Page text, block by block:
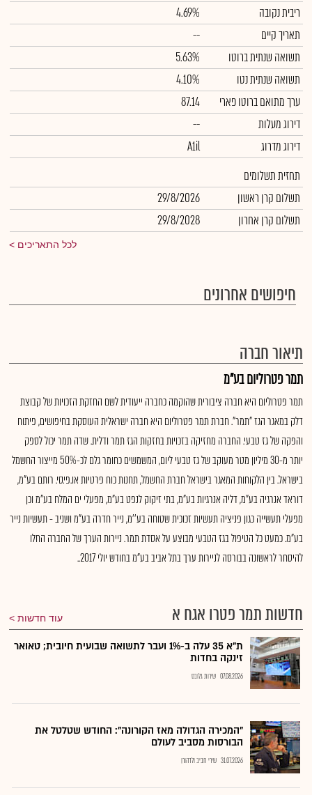
ריבית נקובה
4.69%
תאריך קיים
--
תשואה שנתית ברוטו
5.63%
תשואה שנתית נטו
4.10%
ערך מתואם ברוטו פארי
87.14
דירוג מעלות
--
דירוג מדרוג
A1il
תחזית תשלומים
תשלום קרן ראשון
29/8/2026
תשלום קרן אחרון
29/8/2028
לכל התאריכים
חיפושים אחרונים
תיאור חברה
תמר פטרוליום בע"מ
תמר פטרוליום היא חברה ציבורית שהוקמה כחברה ייעודית לשם החזקת הזכויות של קבוצת
דלק במאגר הגז "תמר". חברת תמר פטרוליום היא חברה ישראלית העוסקת בחיפושים, פיתוח
והפקה של גז טבעי. החברה מחזיקה בזכויות בחזקות הגז תמר ודלית. שדה תמר יכול לספק
יותר מ-30 מיליון מטר מעוקב של גז טבעי ליום, המשמשים כחומר גלם לכ-50% מייצור החשמל
בישראל. בין הלקוחות המאגר בישראל חברת החשמל, תחנות כוח פרטיות או.פי.סי. רותם בע"מ,
דוראד אנרגיה בע"מ, דליה אנרגיות בע"מ, בתי זיקוק לנפט בע"מ, מפעלי ים המלח בע"מ וכן
מפעלי תעשייה כגון פניציה תעשיות זכוכית שטוחה בע’'מ, נייר חדרה בע"מ ושניב - תעשיות נייר
בע"מ. כמעט כל הטיפול בגז הטבעי מבוצע על אסדת תמר. ניירות הערך של החברה החלו
להיסחר לראשונה בבורסה לניירות ערך בתל אביב בע"מ בחודש יולי 2017..
חדשות תמר פטרו אגח א עוד חדשות
ת"א 35 עלה ב-1% ועבר לתשואה שבועית חיובית; טאואר
זינקה בחדות
07.08.2026 שירות גלובס
"המכירה הגדולה מאז הקורונה": החודש שטלטל את
הבורסות מסביב לעולם
31.07.2026 שירי חביב ולדהורן